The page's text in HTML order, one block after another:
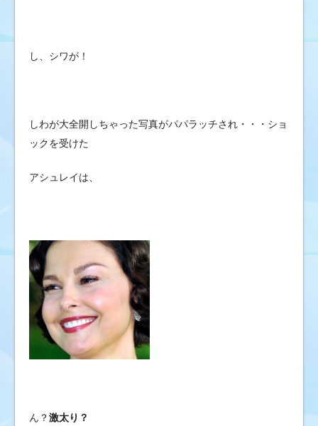
し、シワが！
しわが大全開しちゃった写真がパパラッチされ・・・ショ
ックを受けた
アシュレイは、
ん？激太り？